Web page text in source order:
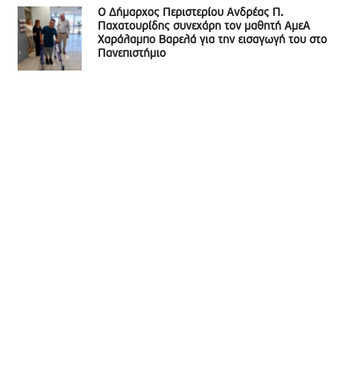
Ο Δήμαρχος Περιστερίου Ανδρέας Π.
Παχατουρίδης συνεχάρη τον μαθητή ΑμεΑ
Χαράλαμπο Βαρελά για την εισαγωγή του στο
Πανεπιστήμιο